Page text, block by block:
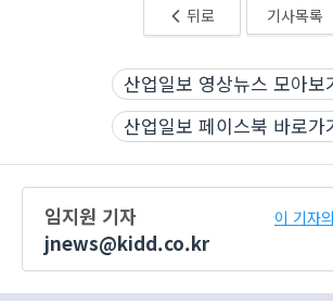
뒤로 기사목록
산업일보 영상뉴스 모아보
산업일보 페이스북 바로가
임지원 기자
jnews@kidd.co.kr
이 기자